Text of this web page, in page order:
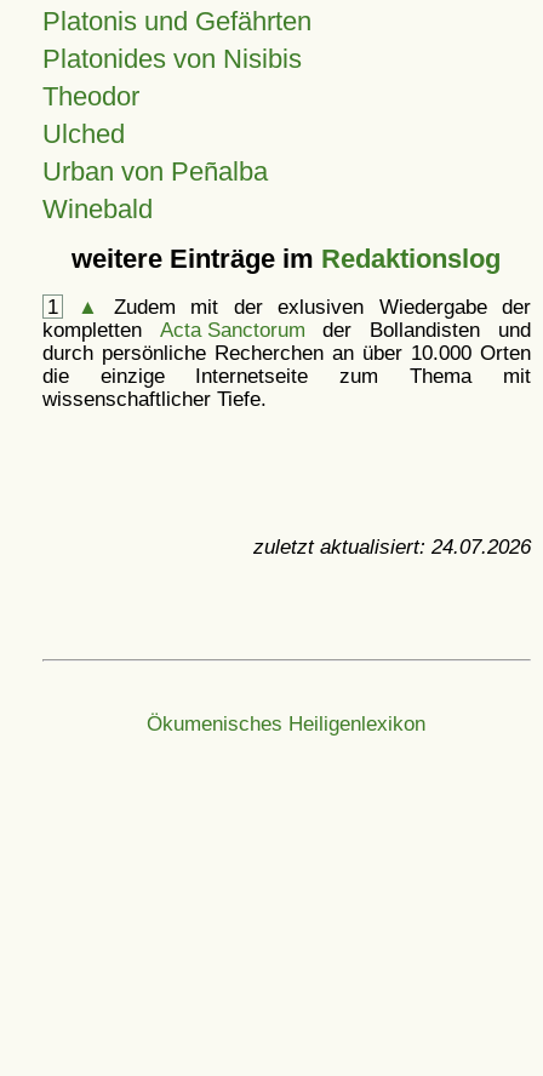
Platonis und Gefährten
Platonides von Nisibis
Theodor
Ulched
Urban von Peñalba
Winebald
weitere Einträge im Redaktionslog
1 ▲
Zudem mit der exlusiven Wiedergabe der
kompletten Acta Sanctorum der Bollandisten und
durch persönliche Recherchen an über 10.000 Orten
die einzige Internetseite zum Thema mit
wissenschaftlicher Tiefe.
zuletzt aktualisiert: 24.07.2026
Ökumenisches Heiligenlexikon